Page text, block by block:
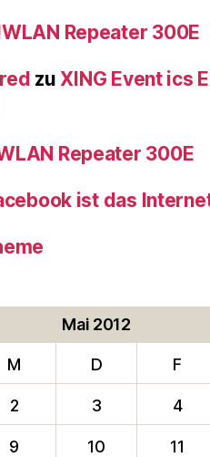
Repeater 300E
zu XING Event ics
Repeater 300E
ist das
Mai 2012
M D F
2 3 4
9 10 11